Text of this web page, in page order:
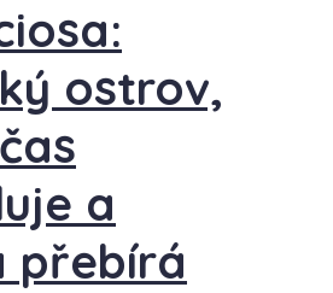
ostrov,
a
přebírá